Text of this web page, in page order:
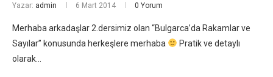
Yazar: admin 6 Mart 2014 0 Yorum
Merhaba arkadaşlar 2.dersimiz olan “Bulgarca’da Rakamlar ve
Sayılar” konusunda herkeşlere merhaba
Pratik ve detaylı
olarak…